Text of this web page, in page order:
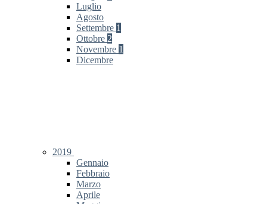
Luglio
Agosto
Settembre 1
Ottobre 2
Novembre 1
Dicembre
2019
Gennaio
Febbraio
Marzo
Aprile